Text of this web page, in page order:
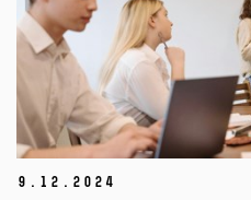
9. 12. 2024